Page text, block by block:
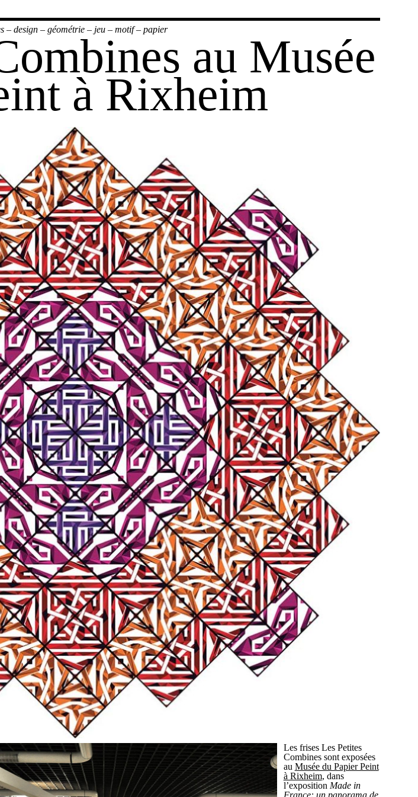
– design – géométrie – jeu – motif– papier
au Musée
à Rixheim
Les frises Les Petites
Combines sont exposées
au Musée du Papier Peint
à Rixheim, dans
l’exposition Made in
France: un panorama de